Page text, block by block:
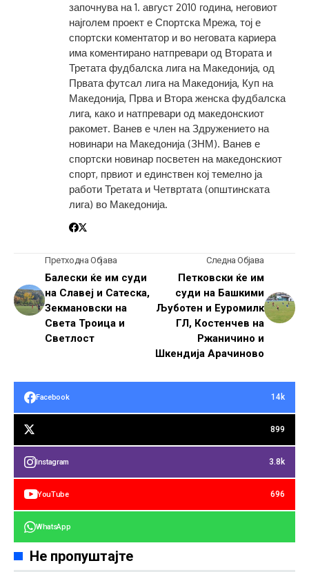
започнува на 1. август 2010 година, неговиот
најголем проект е Спортска Мрежа, тој е
спортски коментатор и во неговата кариера
има коментирано натпревари од Втората и
Третата фудбалска лига на Македонија, од
Првата футсал лига на Македонија, Куп на
Македонија, Прва и Втора женска фудбалска
лига, како и натпревари од македонскиот
ракомет. Ванев е член на Здружението на
новинари на Македонија (ЗНМ). Ванев е
спортски новинар посветен на македонскиот
спорт, првиот и единствен кој темелно ја
работи Третата и Четвртата (општинската
лига) во Македонија.
Претходна Објава
Балески ќе им суди
на Славеј и Сатеска,
Зекмановски на
Света Троица и
Светлост
Следна Објава
Петковски ќе им
суди на Башкими
Љуботен и Еуромилк
ГЛ, Костенчев на
Ржаничино и
Шкендија Арачиново
Facebook 14k
899
Instagram 3.8k
YouTube 696
WhatsApp
Не пропуштајте